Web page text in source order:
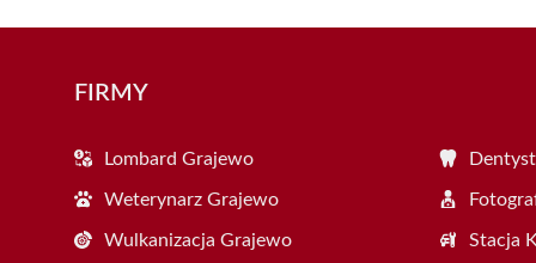
FIRMY
Lombard Grajewo
Weterynarz Grajewo
Wulkanizacja Grajewo Stacja